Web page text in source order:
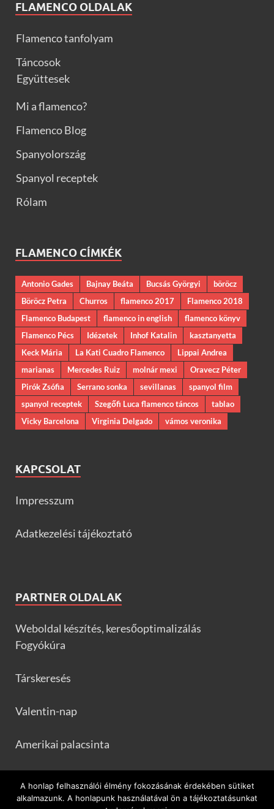
FLAMENCO OLDALAK
Flamenco tanfolyam
Táncosok
Együttesek
Mi a flamenco?
Flamenco Blog
Spanyolország
Spanyol receptek
Rólam
FLAMENCO CÍMKÉK
Antonio Gades Bajnay Beáta Bucsás Györgyi
böröcz
Böröcz Petra
Churros flamenco 2017
Flamenco 2018
Flamenco Budapest
flamenco in english
flamenco könyv
Flamenco Pécs
Idézetek Inhof Katalin
kasztanyetta
Keck Mária
La Kati Cuadro Flamenco
Lippai Andrea
marianas
Mercedes Ruiz molnár mexi
Oravecz Péter
Pirók Zsófia
Serrano sonka sevillanas
spanyol film
spanyol receptek
Szegőfi Luca flamenco táncos
tablao
Vicky Barcelona
Virginia Delgado vámos veronika
KAPCSOLAT
Impresszum
Adatkezelési tájékoztató
PARTNER OLDALAK
Weboldal készítés, keresőoptimalizálás
Fogyókúra
Társkeresés
Valentin-nap
Amerikai palacsinta
A honlap felhasználói élmény fokozásának érdekében sütiket
alkalmazunk. A honlapunk használatával ön a tájékoztatásunkat